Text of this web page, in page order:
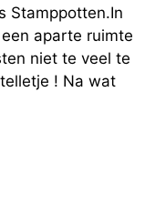
Stamppotten.In
aparte ruimte
niet te veel te
! Na wat